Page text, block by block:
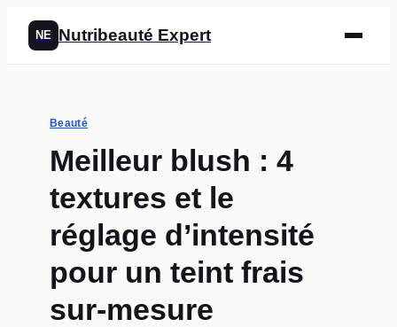
NE Nutribeauté Expert
Beauté
Meilleur blush : 4
textures et le
réglage d’intensité
pour un teint frais
sur-mesure